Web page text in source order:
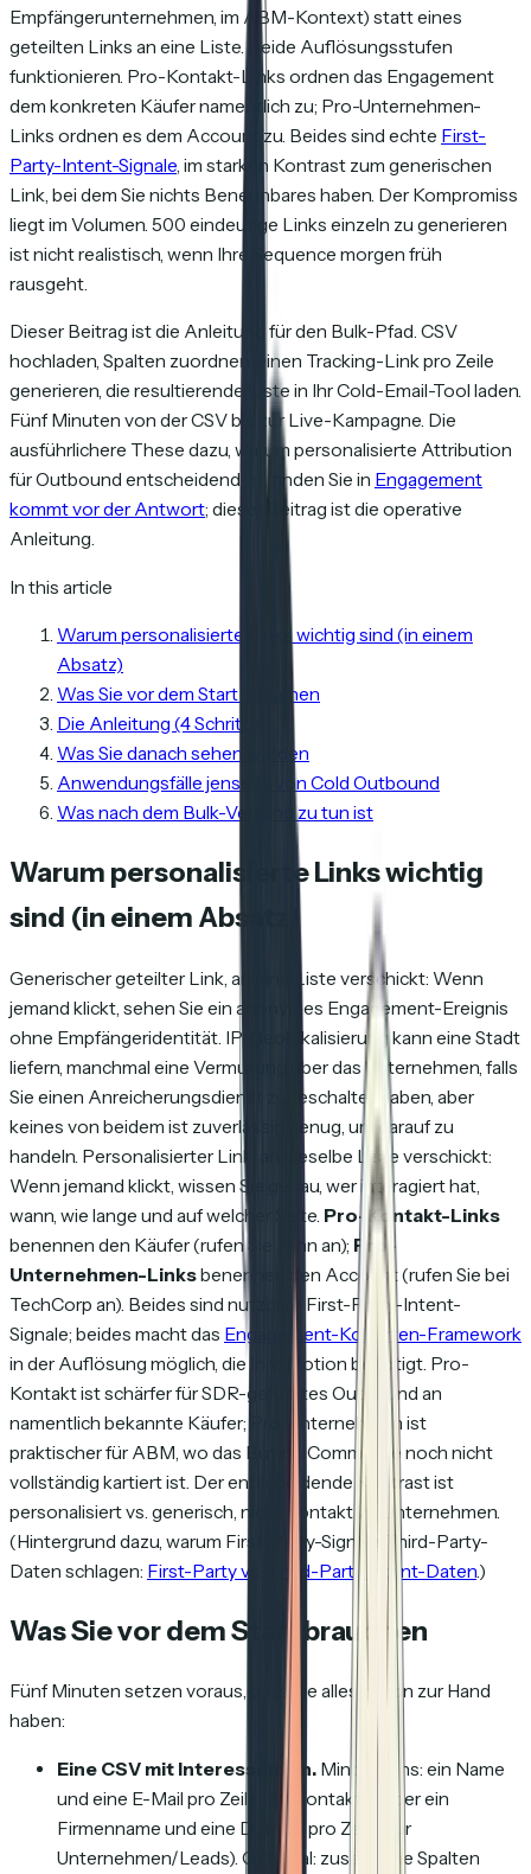
Empfängerunternehmen, im ABM-Kontext) statt eines
geteilten Links an eine Liste. Beide Auflösungsstufen
funktionieren. Pro-Kontakt-Links ordnen das Engagement
dem konkreten Käufer namentlich zu; Pro-Unternehmen-
Links ordnen es dem Account zu. Beides sind echte First-
Party-Intent-Signale , im starken Kontrast zum generischen
Link, bei dem Sie nichts Benennbares haben. Der Kompromiss
liegt im Volumen. 500 eindeutige Links einzeln zu generieren
ist nicht realistisch, wenn Ihre Sequence morgen früh
rausgeht.
Dieser Beitrag ist die Anleitung für den Bulk-Pfad. CSV
hochladen, Spalten zuordnen, einen Tracking-Link pro Zeile
generieren, die resultierende Liste in Ihr Cold-Email-Tool laden.
Fünf Minuten von der CSV bis zur Live-Kampagne. Die
ausführlichere These dazu, warum personalisierte Attribution
für Outbound entscheidend ist, finden Sie in Engagement
kommt vor der Antwort; dieser Beitrag ist die operative
Anleitung.
In this article
Warum personalisierte Links wichtig sind (in einem
Absatz)
Was Sie vor dem Start brauchen
Die Anleitung (4 Schritte)
Was Sie danach sehen werden
Anwendungsfälle jenseits von Cold Outbound
Was nach dem Bulk-Versand zu tun ist
Warum personalisierte Links wichtig
sind (in einem Absatz)
Generischer geteilter Link, an eine Liste verschickt: Wenn
jemand klickt, sehen Sie ein anonymes Engagement-Ereignis
ohne Empfängeridentität. IP-Geolokalisierung kann eine Stadt
liefern, manchmal eine Vermutung über das Unternehmen, falls
Sie einen Anreicherungsdienst zugeschaltet haben, aber
keines von beidem ist zuverlässig genug, um darauf zu
handeln. Personalisierter Link, an dieselbe Liste verschickt:
Wenn jemand klickt, wissen Sie genau, wer interagiert hat,
wann, wie lange und auf welcher Seite. Pro-Kontakt-Links
benennen den Käufer (rufen Sie John an); Pro-
Unternehmen-Linksbenennen den Account (rufen Sie bei
TechCorp an). Beides sind nutzbare First-Party-Intent-
Signale; beides macht das Engagement-Kohorten-Framework
in der Auflösung möglich, die Ihre Motion benötigt. Pro-
Kontakt ist schärfer für SDR-geführtes Outbound an
namentlich bekannte Käufer; Pro-Unternehmen ist
praktischer für ABM, wo das Buying Committee noch nicht
vollständig kartiert ist. Der entscheidende Kontrast ist
personalisiert vs. generisch , nicht Kontakt vs. Unternehmen.
(Hintergrund dazu, warum First-Party-Signale Third-Party-
Daten schlagen: First-Party vs. Third-Party Intent-Daten.)
Was Sie vor dem Start brauchen
Fünf Minuten setzen voraus, dass Sie alles davon zur Hand
haben:
Eine CSV mit Interessenten. Mindestens: ein Name
und eine E-Mail pro Zeile (für Kontakte) oder ein
Firmenname und eine Domain pro Zeile (für
Unternehmen/Leads). Optional: zusätzliche Spalten